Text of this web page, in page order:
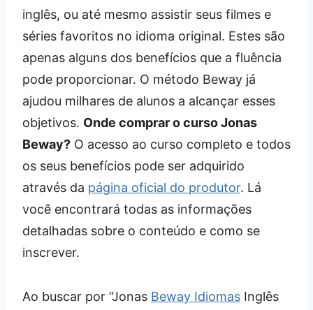
inglês, ou até mesmo assistir seus filmes e
séries favoritos no idioma original. Estes são
apenas alguns dos benefícios que a fluência
pode proporcionar. O método Beway já
ajudou milhares de alunos a alcançar esses
objetivos. Onde comprar o curso Jonas
Beway? O acesso ao curso completo e todos
os seus benefícios pode ser adquirido
através da página oficial do produtor. Lá
você encontrará todas as informações
detalhadas sobre o conteúdo e como se
inscrever.
Ao buscar por “Jonas Beway Idiomas Inglês